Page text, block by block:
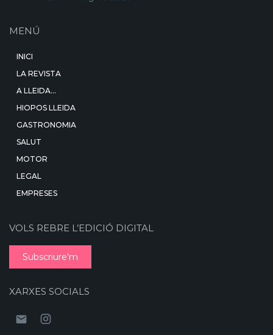
MENÚ
INICI
LA REVISTA
A LLEIDA…
HIOPOS LLEIDA
GASTRONOMIA
SALUT
MOTOR
LEGAL
EMPRESES
VOLS REBRE L’EDICIÓ DIGITAL
Subscriure'm
XARXES SOCIALS